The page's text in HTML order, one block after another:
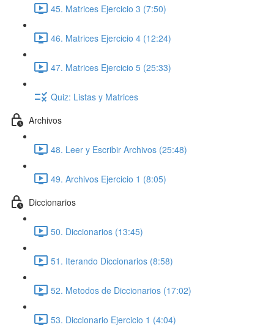
45. Matrices Ejercicio 3 (7:50)
46. Matrices Ejercicio 4 (12:24)
47. Matrices Ejercicio 5 (25:33)
Quiz: Listas y Matrices
Archivos
48. Leer y Escribir Archivos (25:48)
49. Archivos Ejercicio 1 (8:05)
Diccionarios
50. Diccionarios (13:45)
51. Iterando Diccionarios (8:58)
52. Metodos de Diccionarios (17:02)
53. Diccionario Ejercicio 1 (4:04)